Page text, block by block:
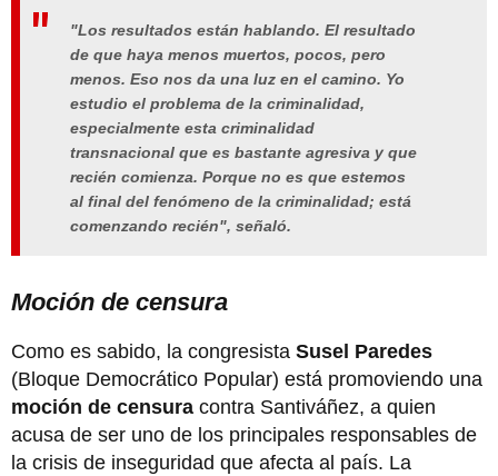
"Los resultados están hablando. El resultado
de que haya menos muertos, pocos, pero
menos. Eso nos da una luz en el camino. Yo
estudio el problema de la criminalidad,
especialmente esta criminalidad
transnacional que es bastante agresiva y que
recién comienza. Porque no es que estemos
al final del fenómeno de la criminalidad; está
comenzando recién", señaló.
Moción de censura
Como es sabido, la congresista Susel Paredes
(Bloque Democrático Popular) está promoviendo una
moción de censura contra Santiváñez, a quien
acusa de ser uno de los principales responsables de
la crisis de inseguridad que afecta al país. La